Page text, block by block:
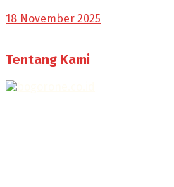
18 November 2025
Tentang Kami